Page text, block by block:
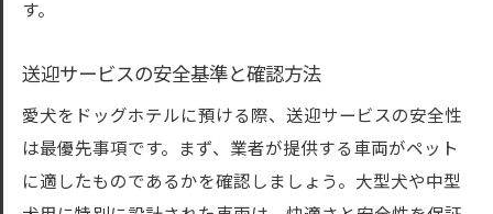
す。
送迎サービスの安全基準と確認方法
愛犬をドッグホテルに預ける際、送迎サービスの安全性
は最優先事項です。まず、業者が提供する車両がペット
に適したものであるかを確認しましょう。大型犬や中型